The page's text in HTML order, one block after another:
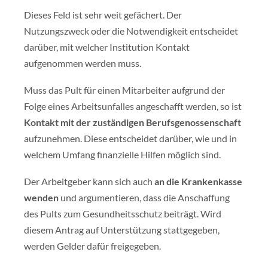
Dieses Feld ist sehr weit gefächert. Der
Nutzungszweck oder die Notwendigkeit entscheidet
darüber, mit welcher Institution Kontakt
aufgenommen werden muss.
Muss das Pult für einen Mitarbeiter aufgrund der
Folge eines Arbeitsunfalles angeschafft werden, so ist
Kontakt mit der zuständigen Berufsgenossenschaft
aufzunehmen. Diese entscheidet darüber, wie und in
welchem Umfang finanzielle Hilfen möglich sind.
Der Arbeitgeber kann sich auch an die Krankenkasse
wenden und argumentieren, dass die Anschaffung
des Pults zum Gesundheitsschutz beiträgt. Wird
diesem Antrag auf Unterstützung stattgegeben,
werden Gelder dafür freigegeben.